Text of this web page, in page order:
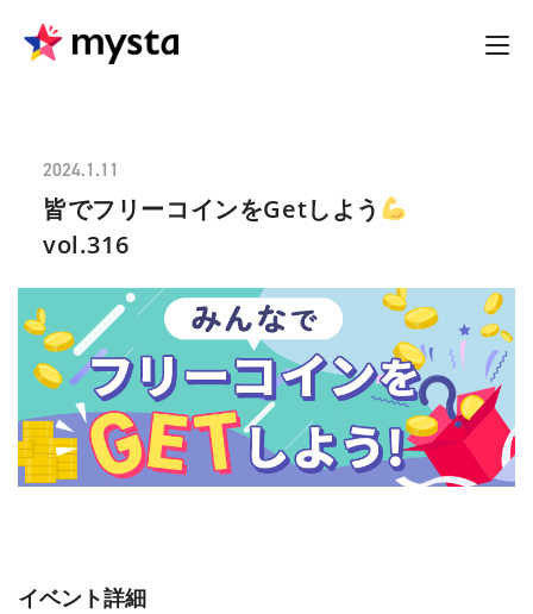
2024.1.11
皆でフリーコインをGetしよう
vol.316
イベント詳細